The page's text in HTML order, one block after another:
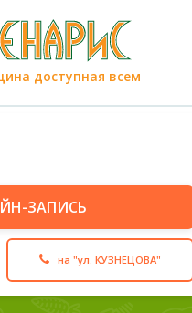
доступная всем
ЗАПИСЬ
на "ул. КУЗНЕЦОВА"